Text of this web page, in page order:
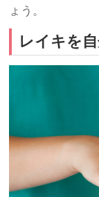
ょう。
レイキを